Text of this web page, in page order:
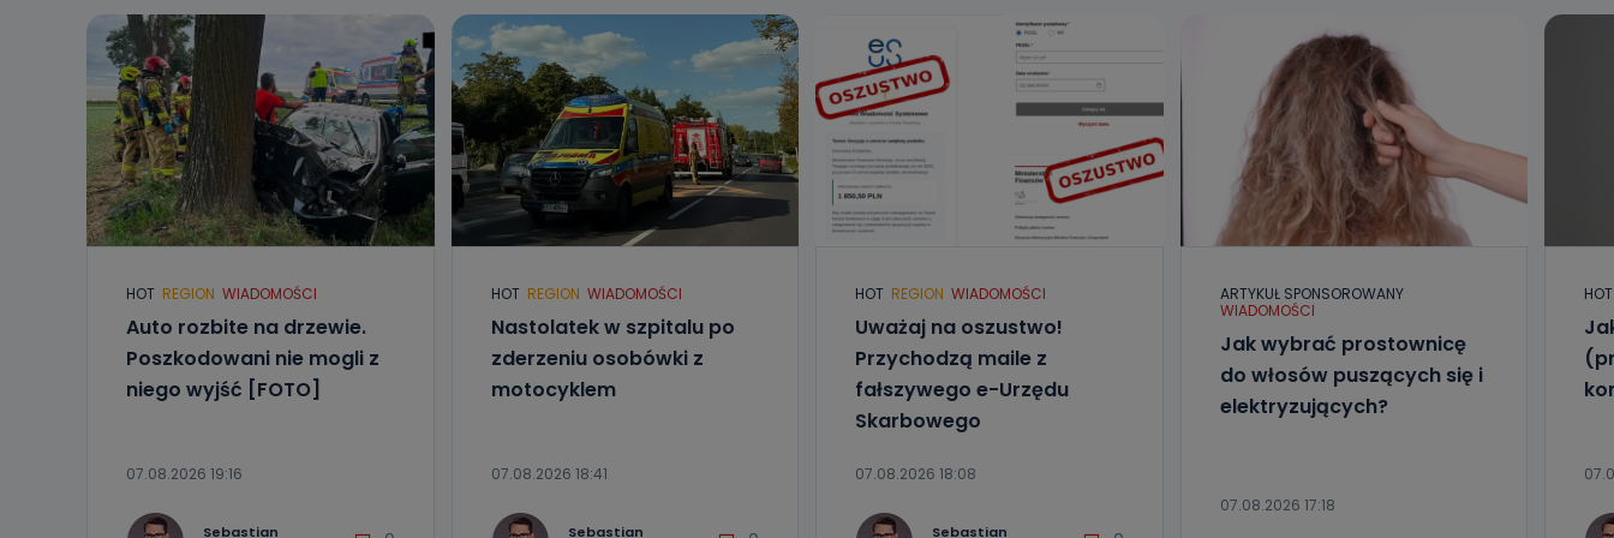
HOT REGION WIADOMOŚCI
Auto rozbite na drzewie.
Poszkodowani nie mogli z
niego wyjść [FOTO]
07.08.2026 19:16
Sebastian
HOT REGION WIADOMOŚCI
Nastolatek w szpitalu po
zderzeniu osobówki z
motocyklem
07.08.2026 18:41
Sebastian
HOT REGION WIADOMOŚCI
Uważaj na oszustwo!
Przychodzą maile z
fałszywego e-Urzędu
Skarbowego
07.08.2026 18:08
Sebastian
ARTYKUŁ SPONSOROWANY
WIADOMOŚCI
Jak wybrać prostownicę
do włosów puszących się i
elektryzujących?
07.08.2026 17:18
HOT